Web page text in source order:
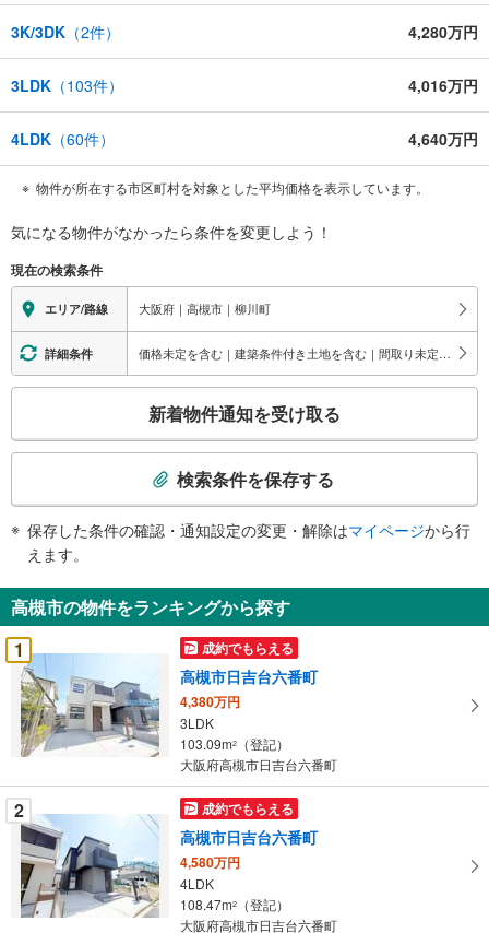
3K/3DK （2件） 4,280万円
3LDK （103件） 4,016万円
4LDK （60件） 4,640万円
物件が所在する市区町村を対象とした平均価格を表示しています。
気になる物件がなかったら条件を変更しよう！
現在の検索条件
エリア/路線 大阪府｜高槻市｜柳川町
詳細条件 価格未定を含む｜建築条件付き土地を含む｜間取り未定を含む
検
知
を
受
け
取
る
・
条
件
を
マ
イ
ペ
ー
新着物件通知を受け取る
検索条件を保存する
保存した条件の確認・通知設定の変更・解除はマイページから行
えます。
高槻市の物件をランキングから探す
1
成約でもらえる
高槻市日吉台六番町
4,380万円
3LDK
103.09m2
（登記）
大阪府高槻市日吉台六番町
2 成約でもらえる
高槻市日吉台六番町
4,580万円
4LDK
108.47m2
（登記）
大阪府高槻市日吉台六番町